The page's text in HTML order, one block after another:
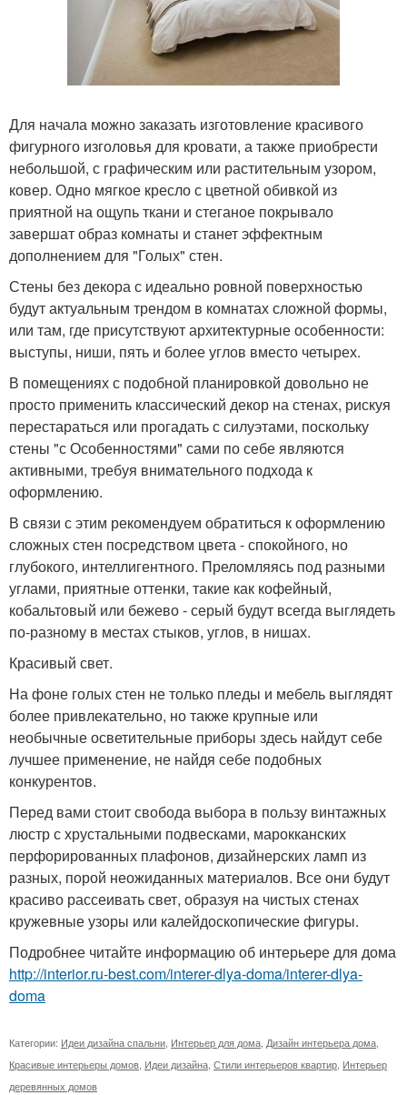
Для начала можно заказать изготовление красивого
фигурного изголовья для кровати, а также приобрести
небольшой, с графическим или растительным узором,
ковер. Одно мягкое кресло с цветной обивкой из
приятной на ощупь ткани и стеганое покрывало
завершат образ комнаты и станет эффектным
дополнением для "Голых" стен.
Стены без декора с идеально ровной поверхностью
будут актуальным трендом в комнатах сложной формы,
или там, где присутствуют архитектурные особенности:
выступы, ниши, пять и более углов вместо четырех.
В помещениях с подобной планировкой довольно не
просто применить классический декор на стенах, рискуя
перестараться или прогадать с силуэтами, поскольку
стены "с Особенностями" сами по себе являются
активными, требуя внимательного подхода к
оформлению.
В связи с этим рекомендуем обратиться к оформлению
сложных стен посредством цвета - спокойного, но
глубокого, интеллигентного. Преломляясь под разными
углами, приятные оттенки, такие как кофейный,
кобальтовый или бежево - серый будут всегда выглядеть
по-разному в местах стыков, углов, в нишах.
Красивый свет.
На фоне голых стен не только пледы и мебель выглядят
более привлекательно, но также крупные или
необычные осветительные приборы здесь найдут себе
лучшее применение, не найдя себе подобных
конкурентов.
Перед вами стоит свобода выбора в пользу винтажных
люстр с хрустальными подвесками, марокканских
перфорированных плафонов, дизайнерских ламп из
разных, порой неожиданных материалов. Все они будут
красиво рассеивать свет, образуя на чистых стенах
кружевные узоры или калейдоскопические фигуры.
Подробнее читайте информацию об интерьере для дома
http://interior.ru-best.com/interer-dlya-doma/interer-dlya-
doma
Категории: Идеи дизайна спальни Интерьер для дома Дизайн интерьера дома
Красивые интерьеры домов Идеи дизайна Стили интерьеров квартир Интерьер
деревянных домов